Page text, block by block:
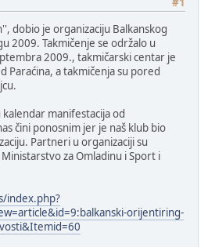
dobio je organizaciju Balkanskog
2009. Takmičenje se održalo u
2009., takmičarski centar je
Paraćina, a takmičenja su pored
manifestacija od
čini ponosnim jer je naš klub bio
Partneri u organizaciji su
za Omladinu i Sport i
index.php?
orijentiring-